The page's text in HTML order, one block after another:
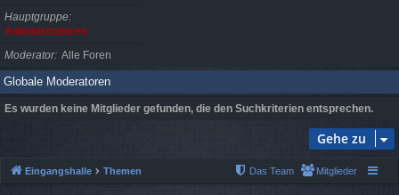
f
Hauptgruppe
Administratoren
Moderator Alle Foren
Globale Moderatoren
Es wurden keine Mitglieder gefunden, die den Suchkriterien entsprechen.
Gehe zu
Eingangshalle Themen Mitglieder
Das Team